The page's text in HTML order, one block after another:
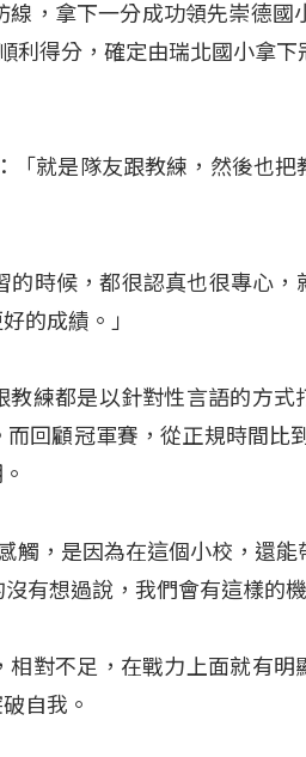
，拿下一分成功領先崇德國
利得分，確定由瑞北國小拿
就是隊友跟教練，然後也把
時候，都很認真也很專心，
的成績。」
練都是以針對性言語的方式
回顧冠軍賽，從正規時間比
觸，是因為在這個小校，還
有想過說，我們會有這樣的機
對不足，在戰力上面就有明
自我。